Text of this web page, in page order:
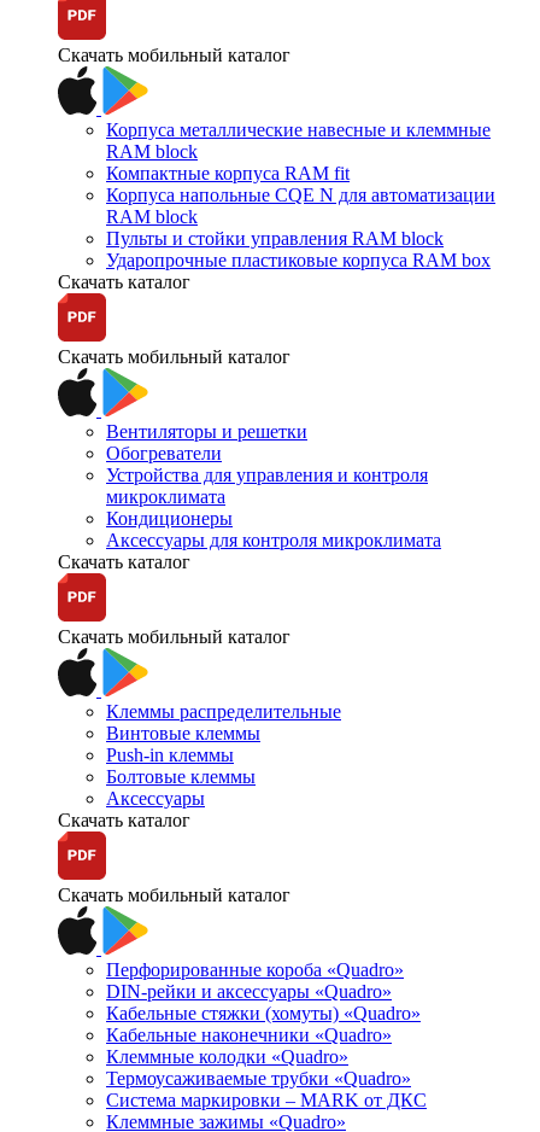
Скачать мобильный каталог
Корпуса металлические навесные и клеммные
RAM block
Компактные корпуса RAM fit
Корпуса напольные CQE N для автоматизации
RAM block
Пульты и стойки управления RAM block
Ударопрочные пластиковые корпуса RAM box
Скачать каталог
Скачать мобильный каталог
Вентиляторы и решетки
Обогреватели
Устройства для управления и контроля
микроклимата
Кондиционеры
Аксессуары для контроля микроклимата
Скачать каталог
Скачать мобильный каталог
Клеммы распределительные
Винтовые клеммы
Push-in клеммы
Болтовые клеммы
Аксессуары
Скачать каталог
Скачать мобильный каталог
Перфорированные короба «Quadro»
DIN-рейки и аксессуары «Quadro»
Кабельные стяжки (хомуты) «Quadro»
Кабельные наконечники «Quadro»
Клеммные колодки «Quadro»
Термоусаживаемые трубки «Quadro»
Система маркировки – MARK от ДКС
Клеммные зажимы «Quadro»